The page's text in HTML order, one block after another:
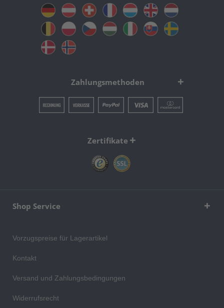
Zahlungsmethoden
Zertifikate
Shop Service
Vorzugspreise für Lagerartikel
Kontakt
Versand und Zahlungsbedingungen
Widerrufsrecht